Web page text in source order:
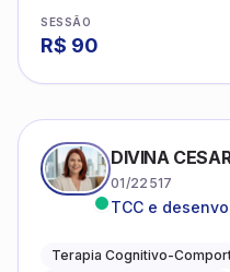
SESSÃO
R$ 90
DIVINA
01/22517
TCC e
Terapia Cognitivo-